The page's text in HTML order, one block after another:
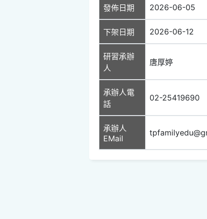
發佈日期 2026-06-05
下架日期 2026-06-12
研習承辦
人
唐厚婷
承辦人電
話
02-25419690
承辦人
EMail